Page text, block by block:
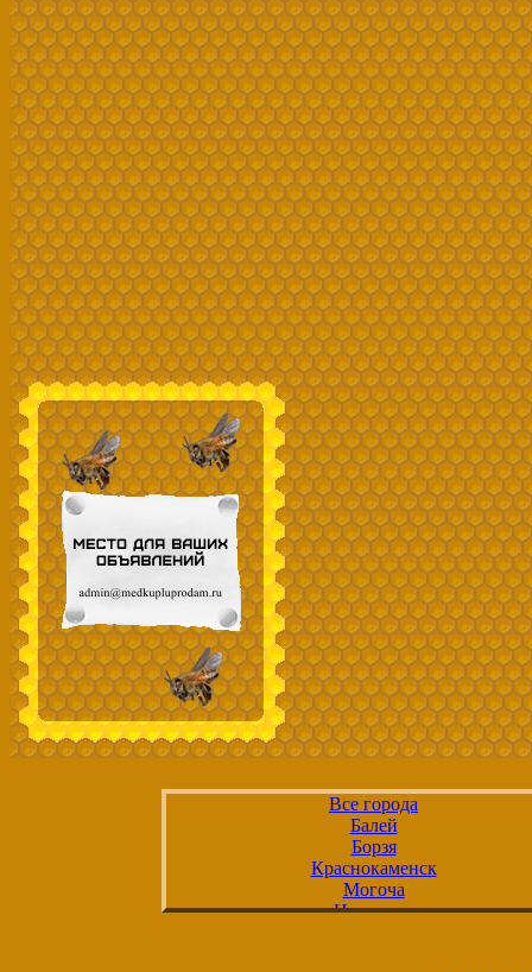
Все города
Балей
Борзя
Краснокаменск
Могоча
Нерчинск